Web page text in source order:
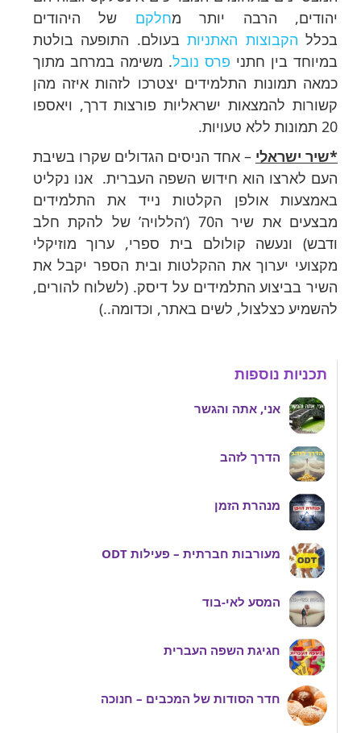
יהודים, הרבה יותר מחלקם של היהודים
בכלל הקבוצות האתניותבעולם. התופעה בולטת
במיוחד בין חתני פרס נובל. משימה במרחב מתוך
כמאה תמונות התלמידים יצטרכו לזהות איזה מהן
קשורות להמצאות ישראליות פורצות דרך, ויאספו
20 תמונות ללא טעויות.
*שיר ישראלי – אחד הניסים הגדולים שקרו בשיבת
העם לארצו הוא חידוש השפה העברית. אנו נקליט
באמצעות אולפן הקלטות נייד את התלמידים
מבצעים את שיר ה70 (‘הללויה’ של להקת חלב
ודבש) ונעשה קולולם בית ספרי, ערוך מוזיקלי
מקצועי יערוך את ההקלטות ובית הספר יקבל את
השיר בביצוע התלמידים על דיסק. (לשלוח להורים,
להשמיע כצלצול, לשים באתר, וכדומה..)
תכניות נוספות
אני, אתה והגשר
הדרך לזהב
מנהרת הזמן
מעורבות חברתית – פעילות ODT
המסע לאי-בוד
חגיגת השפה העברית
חדר הסודות של המכבים – חנוכה